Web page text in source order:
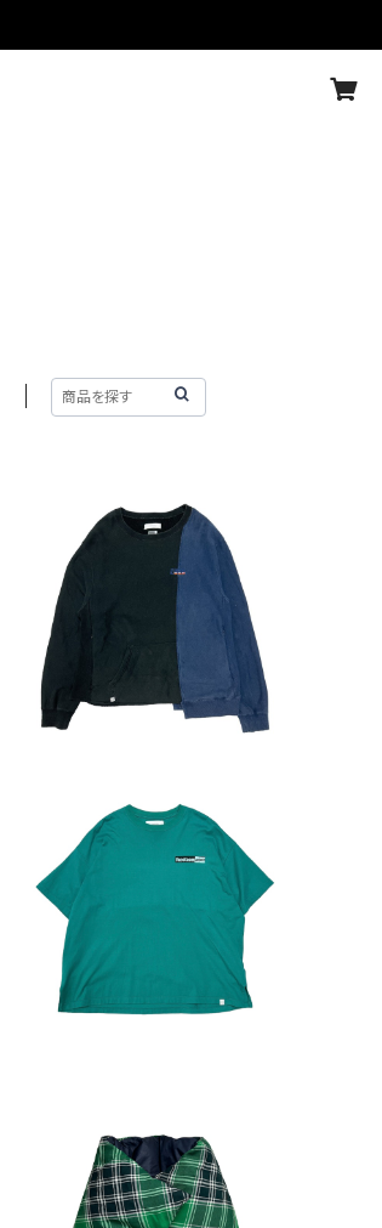
FACETASM Docking Pul
¥9,900
SOLD OUT
FACETASM x CASETIFY P
SOLD OUT
FACETASM ダウンマフラー
SOLD OUT